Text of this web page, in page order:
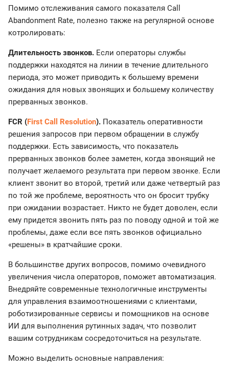
Помимо отслеживания самого показателя Call
Abandonment Rate, полезно также на регулярной основе
котролировать:
Длительность звонков. Если операторы службы
поддержки находятся на линии в течение длительного
периода, это может приводить к большему времени
ожидания для новых звонящих и большему количеству
прерванных звонков.
FCR (First Call Resolution). Показатель оперативности
решения запросов при первом обращении в службу
поддержки. Есть зависимость, что показатель
прерванных звонков более заметен, когда звонящий не
получает желаемого результата при первом звонке. Если
клиент звонит во второй, третий или даже четвертый раз
по той же проблеме, вероятность что он бросит трубку
при ожидании возрастает. Никто не будет доволен, если
ему придется звонить пять раз по поводу одной и той же
проблемы, даже если все пять звонков официально
«решены» в кратчайшие сроки.
В большинстве других вопросов, помимо очевидного
увеличения числа операторов, поможет автоматизация.
Внедряйте современные технологичные инструменты
для управления взаимоотношениями с клиентами,
роботизированные сервисы и помощников на основе
ИИ для выполнения рутинных задач, что позволит
вашим сотрудникам сосредоточиться на результате.
Можно выделить основные направления: